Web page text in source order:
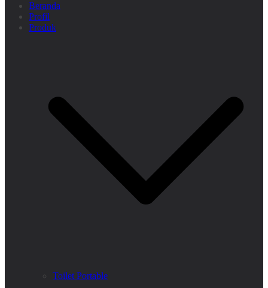
Beranda
Profil
Produk
Toilet Portable